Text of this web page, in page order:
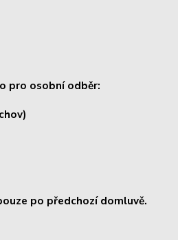
pro osobní odběr:
po předchozí domluvě.